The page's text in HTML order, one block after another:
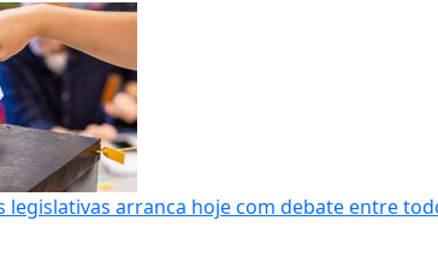
legislativas arranca hoje com debate entre